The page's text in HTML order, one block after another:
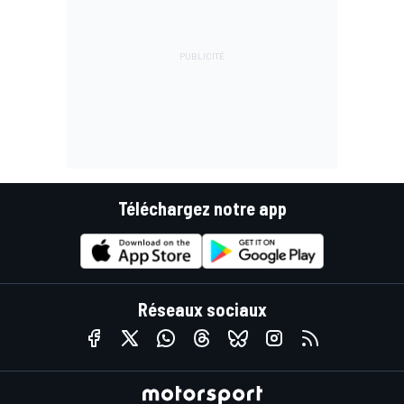
Téléchargez notre app
Réseaux sociaux